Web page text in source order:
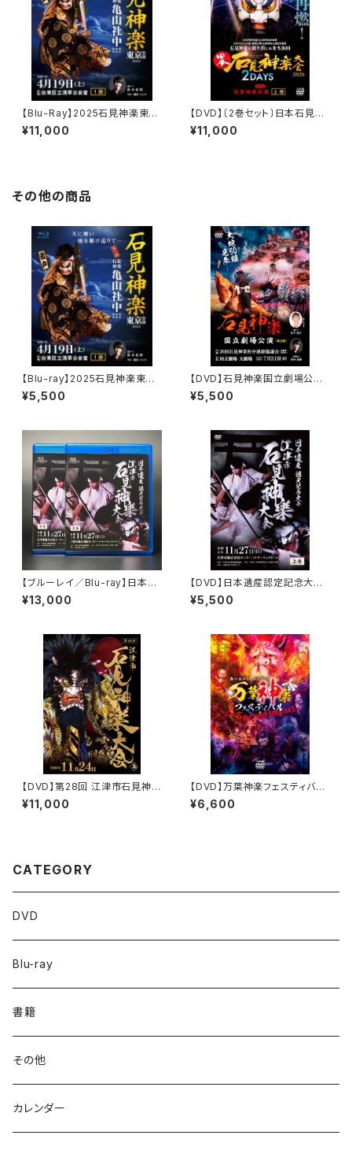
【Blu-Ray】2025石見神楽東京
公演 石見神楽亀山社中〈1部・
2部 2巻セット〉
¥11,000
【DVD】〔2巻セット〕日本石見神
楽大会2026 2DAYS【DAY-
2】石見神楽共演
¥11,000
その他の商品
【Blu-ray】2025石見神楽東京
公演 石見神楽亀山社中〈1部〉
¥5,500
【DVD】石見神楽国立劇場公演
（2022年）〈第2部〉
¥5,500
【ブルーレイ／Blu-ray】日本遺
産認定記念大会 江津市石見
神楽大会（2022年）〈上下2巻セ
¥13,000
【DVD】日本遺産認定記念大
会 江津市石見神楽大会（202
2年）〈上巻〉
¥5,500
【DVD】第28回 江津市石見神楽
大会（2024年）〈上下2巻セット〉
¥11,000
【DVD】万葉神楽フェスティバル
Second Impact
¥6,600
CATEGORY
DVD
Blu-ray
書籍
その他
カレンダー